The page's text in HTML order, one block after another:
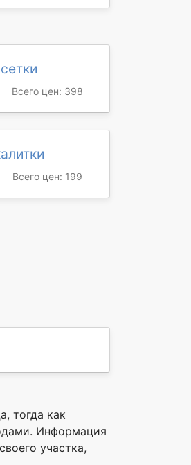
Всего цен: 398
Всего цен: 199
тогда как
Информация
участка,